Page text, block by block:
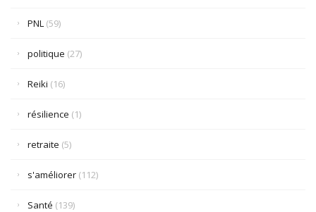
PNL (59)
politique (27)
Reiki (16)
résilience (1)
retraite (5)
s'améliorer (112)
Santé (139)